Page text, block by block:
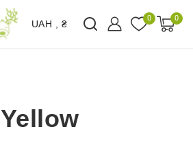
UAH , ₴
0 0
Yellow